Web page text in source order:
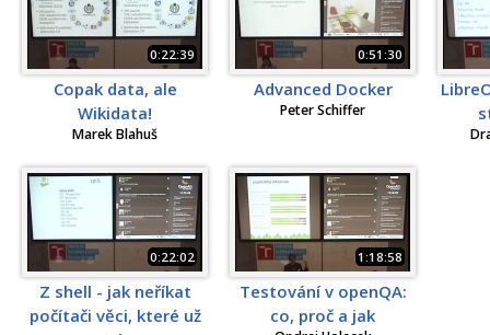
0:22:39
Copak data, ale
Wikidata!
Marek Blahuš
0:51:30
Advanced Docker
Peter Schiffer
0:22:02
Z shell - jak neříkat
počítači věci, které už
1:18:58
Testování v openQA:
co, proč a jak